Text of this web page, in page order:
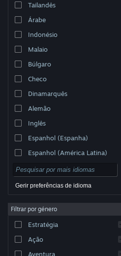
Ver versão para computadores
© Valve Corporation. Todos os direitos reservados.
respetivos proprietários nos E.U.A. e outros países.
Acessibilidade
Reembolsos|Cookies
Tailandês
Árabe
Indonésio
Malaio
Búlgaro
Checo
Dinamarquês
Alemão
Inglês
Espanhol (Espanha)
Espanhol (América Latina)
Gerir preferências de idioma
Filtrar por género
Estratégia
Ação
Aventura